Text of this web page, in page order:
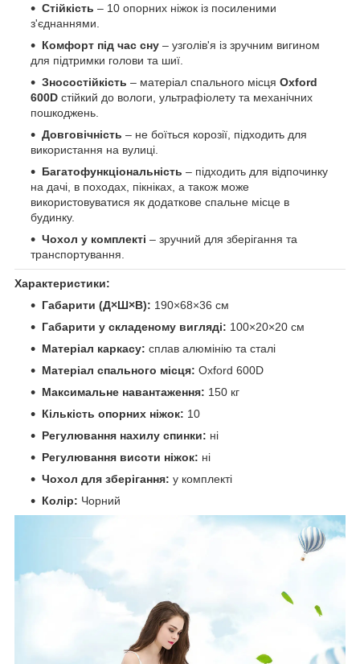
Стійкість – 10 опорних ніжок із посиленими
з'єднаннями.
Комфорт під час сну – узголів'я із зручним вигином
для підтримки голови та шиї.
Зносостійкість – матеріал спального місця Oxford
600D стійкий до вологи, ультрафіолету та механічних
пошкоджень.
Довговічність – не боїться корозії, підходить для
використання на вулиці.
Багатофункціональність – підходить для відпочинку
на дачі, в походах, пікніках, а також може
використовуватися як додаткове спальне місце в
будинку.
Чохол у комплекті – зручний для зберігання та
транспортування.
Характеристики:
Габарити (Д×Ш×В): 190×68×36 см
Габарити у складеному вигляді: 100×20×20 см
Матеріал каркасу: сплав алюмінію та сталі
Матеріал спального місця: Oxford 600D
Максимальне навантаження: 150 кг
Кількість опорних ніжок: 10
Регулювання нахилу спинки: ні
Регулювання висоти ніжок: ні
Чохол для зберігання: у комплекті
Колір: Чорний